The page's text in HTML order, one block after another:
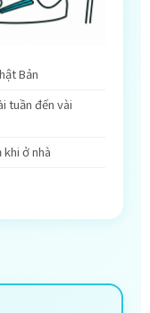
Bản
tuần đến vài
ở nhà